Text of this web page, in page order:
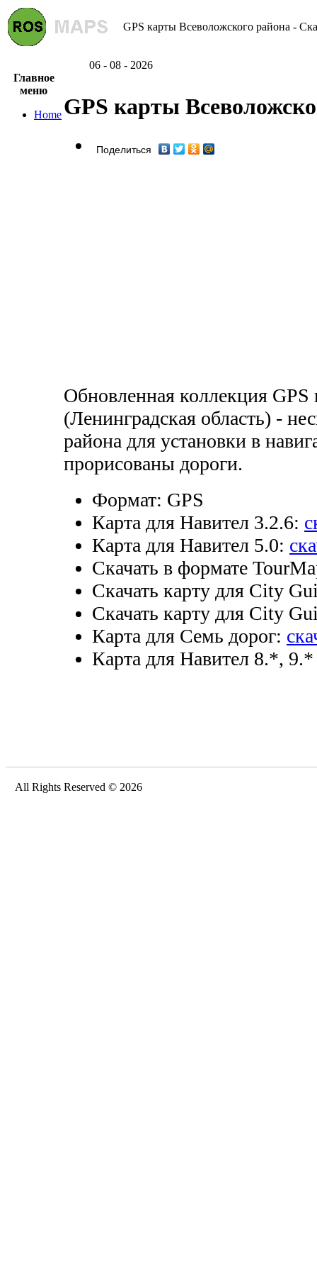
GPS карты Всеволожского района -
06 - 08 - 2026
Главное
меню
Home GPS карты
Поделиться
Обновленная коллекция GPS
(Ленинградская область) -
района для установки в
прорисованы дороги.
Формат: GPS
Карта для Навител 3.2.6:
Карта для Навител 5.0:
Скачать в формате
Скачать карту для City
Скачать карту для City
Карта для Семь дорог:
Карта для Навител 8.*,
All Rights Reserved © 2026